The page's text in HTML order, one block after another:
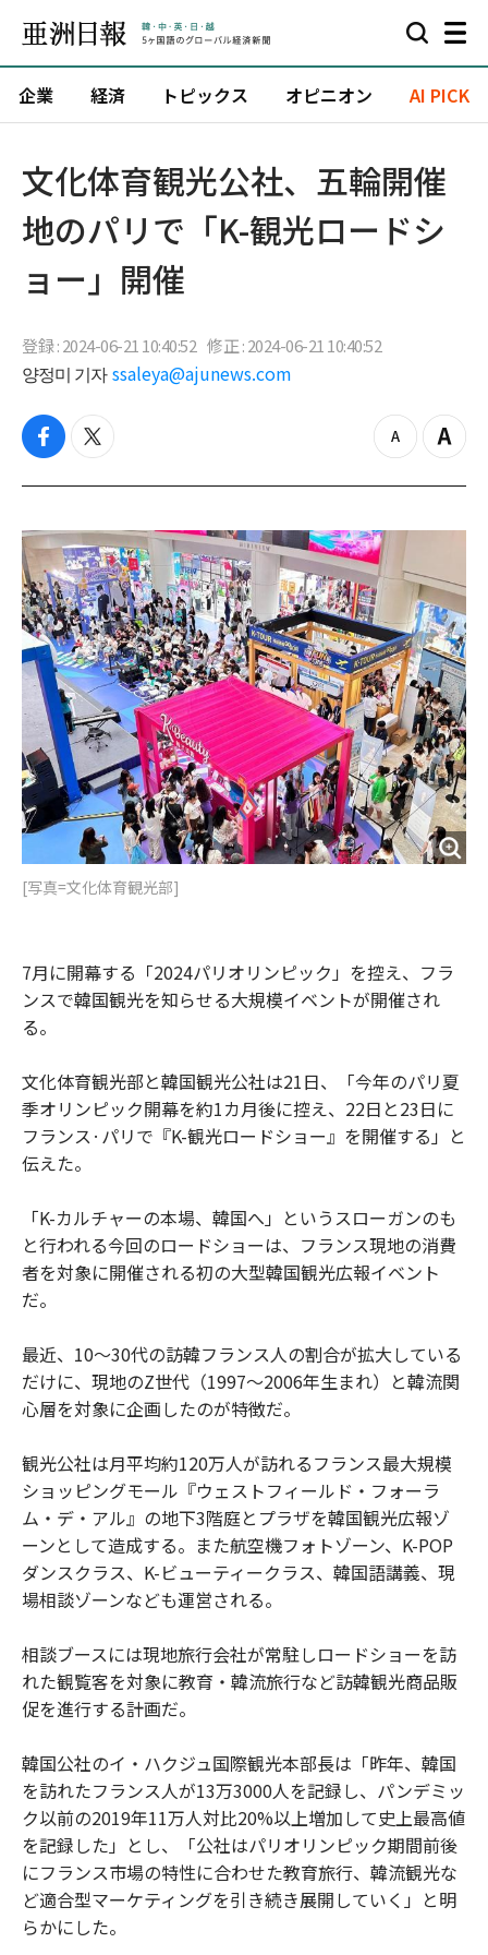
企業 経済 トピックス オピニオン AI PICK
文化体育観光公社、五輪開催
地のパリで「K-観光ロードシ
ョー」開催
登録 : 2024-06-21 10:40:52 修正 : 2024-06-21 10:40:52
양정미 기자 ssaleya@ajunews.com
f
c
b
o
o
k
t
i
t
e
r
z
o
o
Z
o
i
[写真=文化体育観光部]
7月に開幕する「2024パリオリンピック」を控え、フラ
ンスで韓国観光を知らせる大規模イベントが開催され
る。
文化体育観光部と韓国観光公社は21日、「今年のパリ夏
季オリンピック開幕を約1カ月後に控え、22日と23日に
フランス·パリで『K-観光ロードショー』を開催する」と
伝えた。
「K-カルチャーの本場、韓国へ」というスローガンのも
と行われる今回のロードショーは、フランス現地の消費
者を対象に開催される初の大型韓国観光広報イベント
だ。
最近、10～30代の訪韓フランス人の割合が拡大している
だけに、現地のZ世代（1997～2006年生まれ）と韓流関
心層を対象に企画したのが特徴だ。
観光公社は月平均約120万人が訪れるフランス最大規模
ショッピングモール『ウェストフィールド・フォーラ
ム・デ・アル』の地下3階庭とプラザを韓国観光広報ゾ
ーンとして造成する。また航空機フォトゾーン、K-POP
ダンスクラス、K-ビューティークラス、韓国語講義、現
場相談ゾーンなども運営される。
相談ブースには現地旅行会社が常駐しロードショーを訪
れた観覧客を対象に教育・韓流旅行など訪韓観光商品販
促を進行する計画だ。
韓国公社のイ・ハクジュ国際観光本部長は「昨年、韓国
を訪れたフランス人が13万3000人を記録し、パンデミッ
ク以前の2019年11万人対比20%以上増加して史上最高値
を記録した」とし、「公社はパリオリンピック期間前後
にフランス市場の特性に合わせた教育旅行、韓流観光な
ど適合型マーケティングを引き続き展開していく」と明
らかにした。